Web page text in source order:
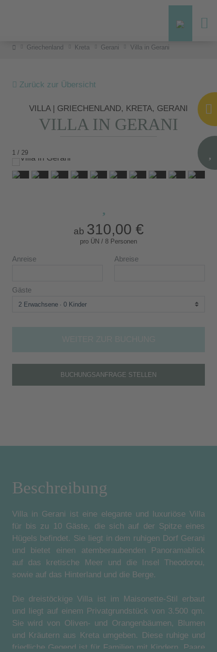
Griechenland Kreta Gerani Villa in Gerani
Zurück zur Übersicht
VILLA | GRIECHENLAND, KRETA, GERANI
VILLA IN GERANI
1 / 29
ab 310,00 €
pro ÜN / 8 Personen
Anreise Abreise
Gäste
2 Erwachsene 0 Kinder
BUCHUNGSANFRAGE STELLEN
Beschreibung
Villa in Gerani ist eine elegante und luxuriöse Villa
für bis zu 10 Gäste, die sich auf der Spitze eines
Hügels befindet. Sie liegt in dem ruhigen Dorf Gerani
und bietet einen atemberaubenden Panoramablick
auf das kretische Meer und die Insel Theodorou,
sowie auf das Hinterland und die Berge.
Die dreistöckige Villa ist im Maisonette-Stil erbaut
und liegt auf einem Privatgrundstück von 3.500 qm.
Sie wird von Oliven- und Orangenbäumen, Blumen
und Kräutern aus Kreta umgeben. Diese ruhige und
friedliche Gegend ist für Familien mit Kindern, Paare